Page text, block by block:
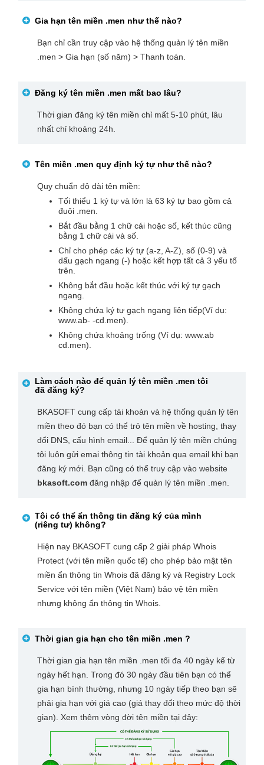
Gia hạn tên miền .men như thế nào?
Bạn chỉ cần truy cập vào hệ thống quản lý tên miền
.men > Gia hạn (số năm) > Thanh toán.
Đăng ký tên miền .men mất bao lâu?
Thời gian đăng ký tên miền chỉ mất 5-10 phút, lâu
nhất chỉ khoảng 24h.
Tên miền .men quy định ký tự như thế nào?
Quy chuẩn độ dài tên miền:
Tối thiểu 1 ký tự và lớn là 63 ký tự bao gồm cả
đuôi .men.
Bắt đầu bằng 1 chữ cái hoặc số, kết thúc cũng
bằng 1 chữ cái và số.
Chỉ cho phép các ký tự (a-z, A-Z), số (0-9) và
dấu gạch ngang (-) hoặc kết hợp tất cả 3 yếu tố
trên.
Không bắt đầu hoặc kết thúc với ký tự gạch
ngang.
Không chứa ký tự gạch ngang liên tiếp(Ví dụ:
www.ab- -cd.men).
Không chứa khoảng trống (Ví dụ: www.ab
cd.men).
Làm cách nào để quản lý tên miền .men tôi
đã đăng ký?
BKASOFT cung cấp tài khoản và hệ thống quản lý tên
miền theo đó bạn có thể trỏ tên miền về hosting, thay
đổi DNS, cấu hình email... Để quản lý tên miền chúng
tôi luôn gửi emai thông tin tài khoản qua email khi bạn
đăng ký mới. Bạn cũng có thể truy cập vào website
bkasoft.com đăng nhập để quản lý tên miền .men.
Tôi có thể ẩn thông tin đăng ký của mình
(riêng tư) không?
Hiện nay BKASOFT cung cấp 2 giải pháp Whois
Protect (với tên miền quốc tế) cho phép bảo mật tên
miền ẩn thông tin Whois đã đăng ký và Registry Lock
Service với tên miền (Việt Nam) bảo vệ tên miền
nhưng không ẩn thông tin Whois.
Thời gian gia hạn cho tên miền .men ?
Thời gian gia hạn tên miền .men tối đa 40 ngày kể từ
ngày hết hạn. Trong đó 30 ngày đầu tiên bạn có thể
gia hạn bình thường, nhưng 10 ngày tiếp theo bạn sẽ
phải gia hạn với giá cao (giá thay đổi theo mức độ thời
gian). Xem thêm vòng đời tên miền tại đây: